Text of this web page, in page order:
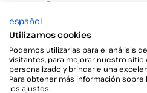
La mejor
firma
español
Utilizamos cookies
Podemos utilizarlas para el análisis
visitantes, para mejorar nuestro
personalizado y brindarle una
Para obtener más información sobre
los ajustes.